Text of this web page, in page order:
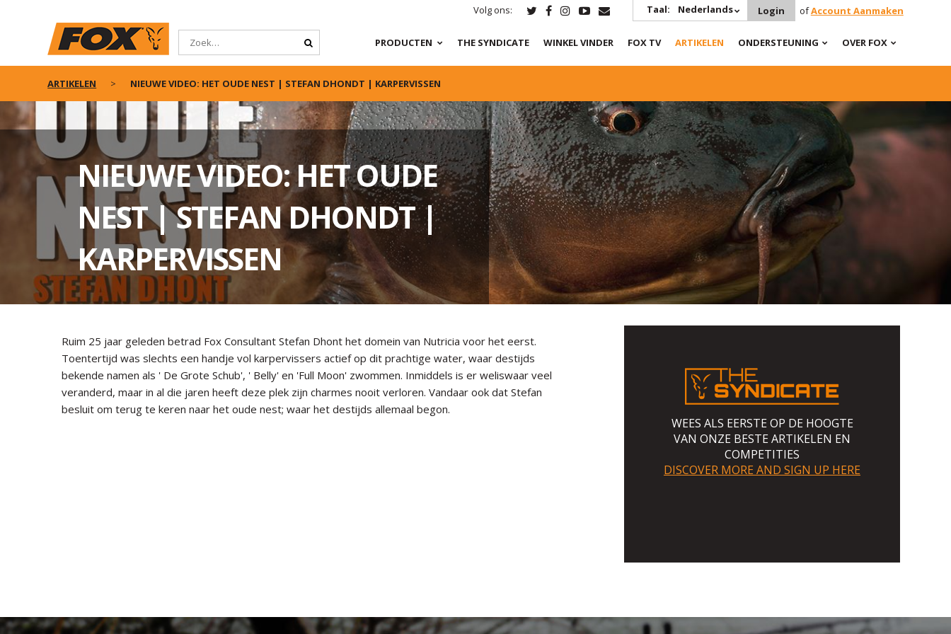
Volg ons: Taal: Nederlands Login ofAccount Aanmaken
PRODUCTEN THE SYNDICATE WINKEL VINDER FOX TV ARTIKELEN ONDERSTEUNING OVER FOX
ARTIKELEN NIEUWE VIDEO: HET OUDE NEST | STEFAN DHONDT | KARPERVISSEN
NIEUWE VIDEO: HET OUDE
NEST | STEFAN DHONDT |
KARPERVISSEN
Ruim 25 jaar geleden betrad Fox Consultant Stefan Dhont het domein van Nutricia voor het eerst.
Toentertijd was slechts een handje vol karpervissers actief op dit prachtige water, waar destijds
bekende namen als ' De Grote Schub', ' Belly' en 'Full Moon' zwommen. Inmiddels is er weliswaar veel
veranderd, maar in al die jaren heeft deze plek zijn charmes nooit verloren. Vandaar ook dat Stefan
besluit om terug te keren naar het oude nest; waar het destijds allemaal begon.
WEES ALS EERSTE OP DE HOOGTE
VAN ONZE BESTE ARTIKELEN EN
COMPETITIES
DISCOVER MORE AND SIGN UP HERE